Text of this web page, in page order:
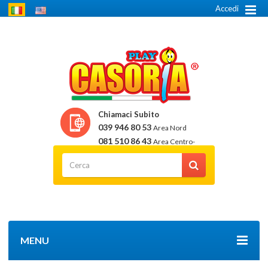
Accedi
Chiamaci Subito
039 946 80 53 Area Nord
081 510 86 43 Area Centro-
Sud
MENU